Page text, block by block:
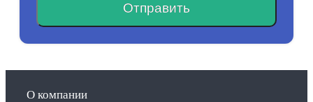
Отправить
О компании